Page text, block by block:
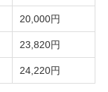
20,000円
23,820円
24,220円